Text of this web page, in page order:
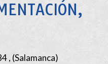
, (Salamanca)